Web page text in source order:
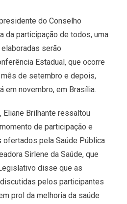
do Conselho
da participação de todos, uma
serão
Estadual, que ocorre
mês de setembro e depois,
em novembro, em Brasília.
Eliane Brilhante ressaltou
de participação e
pela Saúde Pública
Sirlene da Saúde, que
disse que as
pelos participantes
prol da melhoria da saúde